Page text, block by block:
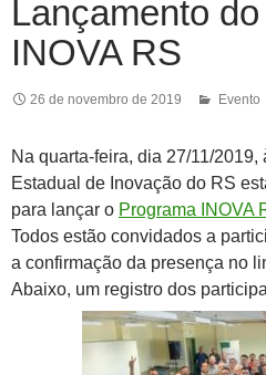
Lançamento
INOVA RS
26 de novembro de 2019 Evento
Na quarta-feira, dia 27/11/2019,
Estadual de Inovação do RS
para lançar o Programa INOVA
Todos estão convidados a
a confirmação da presença no
Abaixo, um registro dos